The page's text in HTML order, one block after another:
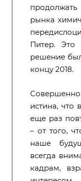
рынка
Питер. Это
решение
концу 2018.
истина, что
еще раз
– от того,
наше
всегда
кадрам,